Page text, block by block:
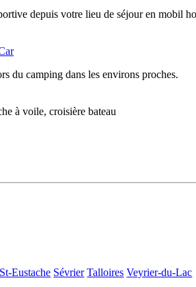
depuis votre lieu de séjour en mobil
du camping dans les environs proches.
à voile, croisière bateau
St-Eustache Sévrier Talloires Veyrier-du-Lac